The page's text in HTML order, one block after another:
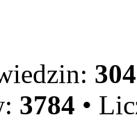
3784 •